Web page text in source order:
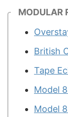
MODULAR
British
Tape
Model
Model